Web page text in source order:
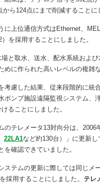
ら124点にまで削減することに
上位通信方式はEthernet、
を採用することにしました。
と取水、送水、配水系統およ
に作られた高いレベルの複雑
慮した結果、従来段階的に統
ポンプ施設遠隔監視システム、
ることにしました。
テレメータ13対向分は、2006
22LA1など約130台）」に更新
確認できていました。
テムの更新に際しては同じメ
を採用することにしました。 テレ